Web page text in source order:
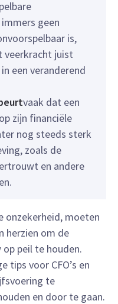
geen
is,
veerkracht juist
een veranderend
vaak dat een
zijn financiële
nog steeds sterk
zoals de
en andere
onzekerheid, moeten
herzien om de
peil te houden.
tips voor CFO’s en
te
en door te gaan.